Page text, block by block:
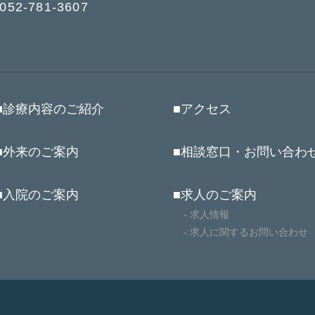
781-3607
療内容のご紹介
来のご案内
院のご案内
■アクセス
■相談窓口・お問い合わ
■求人のご案内
- 求人情報
- 求人に関するお問い合わせ